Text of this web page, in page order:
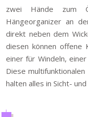
zwei Hände zum
Hängeorganizer an
direkt neben dem
diesen können offene
einer für Windeln,
Diese
halten alles in Sicht-